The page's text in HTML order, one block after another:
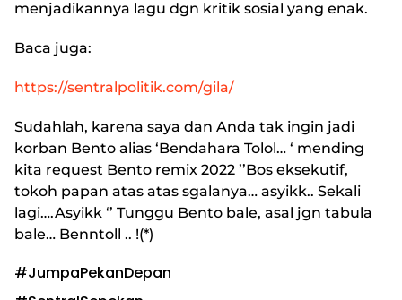
menjadikannya lagu dgn kritik sosial yang enak.
Baca juga:
https://sentralpolitik.com/gila/
Sudahlah, karena saya dan Anda tak ingin jadi
korban Bento alias ‘Bendahara Tolol… ‘ mending
kita request Bento remix 2022 ’’Bos eksekutif,
tokoh papan atas atas sgalanya… asyikk.. Sekali
lagi….Asyikk ‘’ Tunggu Bento bale, asal jgn tabula
bale… Benntoll .. !(*)
#JumpaPekanDepan